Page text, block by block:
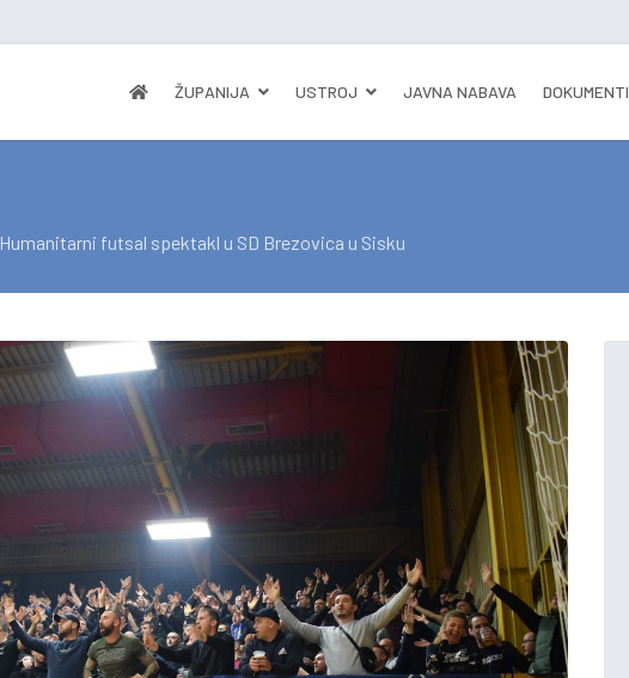
ŽUPANIJA USTROJ JAVNA NABAVA DOKUMENTI
Humanitarni futsal spektakl u SD Brezovica u Sisku